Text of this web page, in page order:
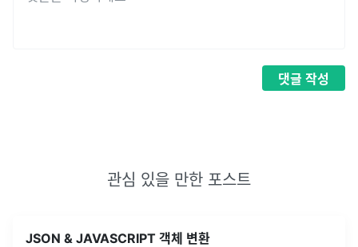
댓글 작성
관심 있을 만한 포스트
JSON & JAVASCRIPT 객체 변환